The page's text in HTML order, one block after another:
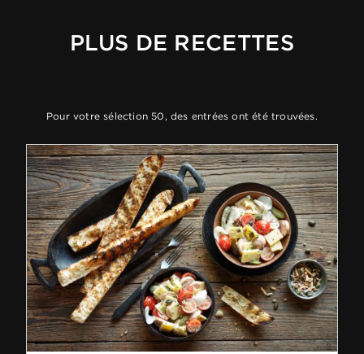
PLUS DE RECETTES
Pour votre sélection 50, des entrées ont été trouvées.